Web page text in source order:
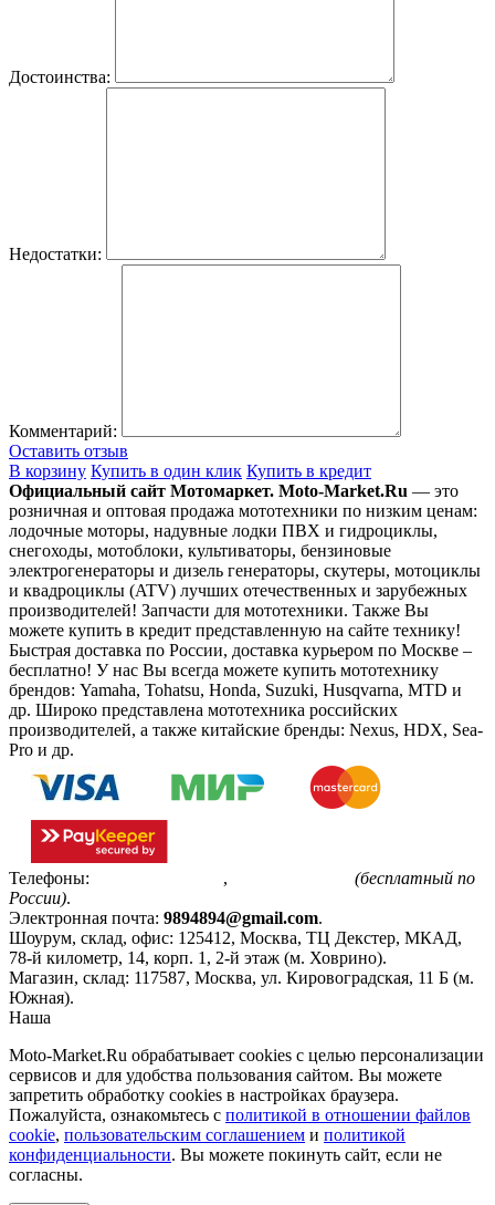
Достоинства:
Недостатки:
Комментарий:
Оставить отзыв
В корзину Купить в один клик Купить в кредит
Официальный сайт Мотомаркет. Moto-Market.Ru — это
розничная и оптовая продажа мототехники по низким ценам:
лодочные моторы, надувные лодки ПВХ и гидроциклы,
снегоходы, мотоблоки, культиваторы, бензиновые
электрогенераторы и дизель генераторы, скутеры, мотоциклы
и квадроциклы (ATV) лучших отечественных и зарубежных
производителей! Запчасти для мототехники. Также Вы
можете купить в кредит представленную на сайте технику!
Быстрая доставка по России, доставка курьером по Москве –
бесплатно! У нас Вы всегда можете купить мототехнику
брендов: Yamaha, Tohatsu, Honda, Suzuki, Husqvarna, MTD и
др. Широко представлена мототехника российских
производителей, а также китайские бренды: Nexus, HDX, Sea-
Pro и др.
Телефоны: ,
(бесплатный по
России).
Электронная почта: 9894894@gmail.com.
Шоурум, склад, офис: 125412, Москва, ТЦ Декстер, МКАД,
78-й километр, 14, корп. 1, 2-й этаж (м. Ховрино).
Магазин, склад: 117587, Москва, ул. Кировоградская, 11 Б (м.
Южная).
Наша
Moto-Market.Ru обрабатывает сookies с целью персонализации
сервисов и для удобства пользования сайтом. Вы можете
запретить обработку сookies в настройках браузера.
Пожалуйста, ознакомьтесь с политикой в отношении файлов
cookie, пользовательским соглашением и политикой
конфиденциальности. Вы можете покинуть сайт, если не
согласны.